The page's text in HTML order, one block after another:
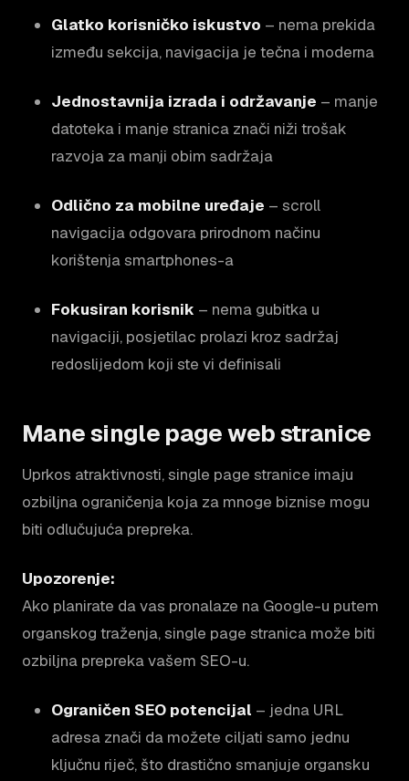
Glatko korisničko iskustvo – nema prekida
između sekcija, navigacija je tečna i moderna
Jednostavnija izrada i održavanje – manje
datoteka i manje stranica znači niži trošak
razvoja za manji obim sadržaja
Odlično za mobilne uređaje – scroll
navigacija odgovara prirodnom načinu
korištenja smartphones-a
Fokusiran korisnik – nema gubitka u
navigaciji, posjetilac prolazi kroz sadržaj
redoslijedom koji ste vi definisali
Mane single page web stranice
Uprkos atraktivnosti, single page stranice imaju
ozbiljna ograničenja koja za mnoge biznise mogu
biti odlučujuća prepreka.
Upozorenje:
Ako planirate da vas pronalaze na Google-u putem
organskog traženja, single page stranica može biti
ozbiljna prepreka vašem SEO-u.
Ograničen SEO potencijal – jedna URL
adresa znači da možete ciljati samo jednu
ključnu riječ, što drastično smanjuje organsku